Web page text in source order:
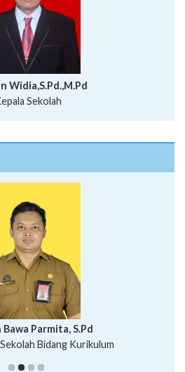
Widia,S.Pd.,M.Pd
Sekolah
S.Pd.
Bawa Parmita, S.Pd
Bidang Kurikulum
Pratita, S.Pd., M.Sn
Nopi Sutantri, S.Pd.